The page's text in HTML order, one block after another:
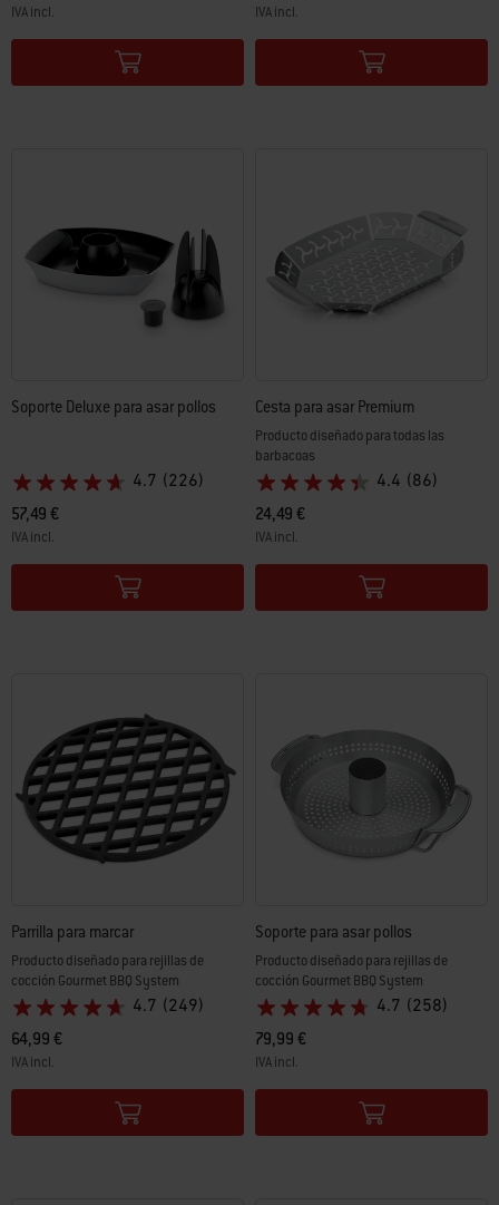
IVA incl.
Color Options
IVA incl.
Color Options
Soporte Deluxe para asar pollos
4.7 (226)
57,49 €
IVA incl.
Color Options
Cesta para asar Premium
Producto diseñado para todas las
barbacoas
4.4 (86)
24,49 €
IVA incl.
Color Options
Parrilla para marcar
Producto diseñado para rejillas de
cocción Gourmet BBQ System
4.7 (249)
64,99 €
IVA incl.
Color Options
Soporte para asar pollos
Producto diseñado para rejillas de
cocción Gourmet BBQ System
4.7 (258)
79,99 €
IVA incl.
Color Options